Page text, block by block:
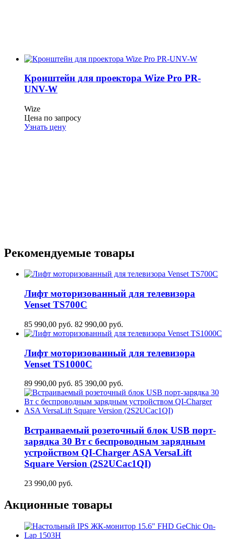
Кронштейн для проектора Wize Pro PR-
UNV-W
Wize
Цена по запросу
Узнать цену
Рекомендуемые товары
Лифт моторизованный для телевизора
Venset TS700С
85 990,00 руб. 82 990,00 руб.
Лифт моторизованный для телевизора
Venset TS1000C
89 990,00 руб. 85 390,00 руб.
Встраиваемый розеточный блок USB порт-
зарядка 30 Вт c беспроводным зарядным
устройством QI-Charger ASA VersaLift
Square Version (2S2UCaс1QI)
23 990,00 руб.
Акционные товары